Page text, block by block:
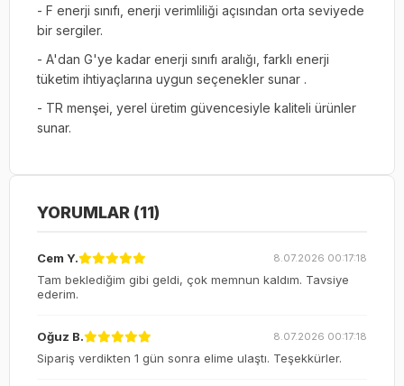
- F enerji sınıfı, enerji verimliliği açısından orta seviyede
bir sergiler.
- A'dan G'ye kadar enerji sınıfı aralığı, farklı enerji
tüketim ihtiyaçlarına uygun seçenekler sunar .
- TR menşei, yerel üretim güvencesiyle kaliteli ürünler
sunar.
YORUMLAR (11)
Cem Y. 8.07.2026 00:17:18
Tam beklediğim gibi geldi, çok memnun kaldım. Tavsiye
ederim.
Oğuz B. 8.07.2026 00:17:18
Sipariş verdikten 1 gün sonra elime ulaştı. Teşekkürler.